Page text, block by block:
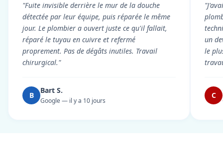
"Fuite invisible derrière le mur de la douche
détectée par leur équipe, puis réparée le même
jour. Le plombier a ouvert juste ce qu'il fallait,
réparé le tuyau en cuivre et refermé
proprement. Pas de dégâts inutiles. Travail
chirurgical."
B
Bart S.
Google — il y a 10 jours
un
le
C